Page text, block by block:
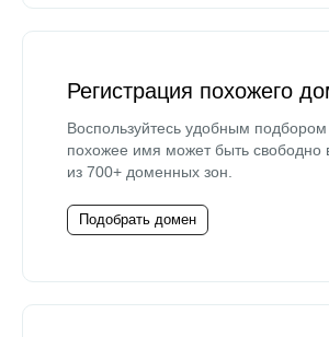
Регистрация похожего
Воспользуйтесь удобным
похожее имя может быть свободно
из 700+ доменных зон.
Подобрать домен